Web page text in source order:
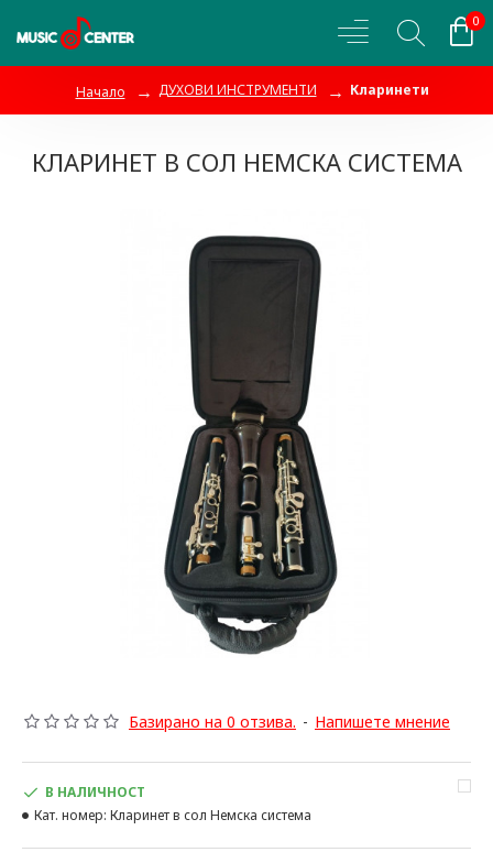
0
Начало ДУХОВИ ИНСТРУМЕНТИ Кларинети
КЛАРИНЕТ В СОЛ НЕМСКА СИСТЕМА
Базирано на 0 отзива. - Напишете мнение
В НАЛИЧНОСТ
Кат. номер: Кларинет в сол Немска система